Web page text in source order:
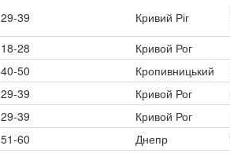
29-39 Кривий Ріг
18-28
Кривой Рог
40-50 Кропивницький
29-39 Кривой Рог
29-39 Кривой Рог
51-60 Днепр